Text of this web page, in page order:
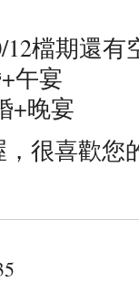
12檔期還有
午宴
+晚宴
，很喜歡您